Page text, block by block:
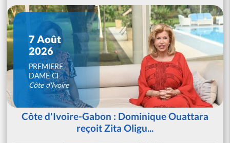
7 Août
2026
PREMIERE
DAME CI
Côte d'Ivoire
Côte d'Ivoire-Gabon : Dominique Ouattara
reçoit Zita Oligu...